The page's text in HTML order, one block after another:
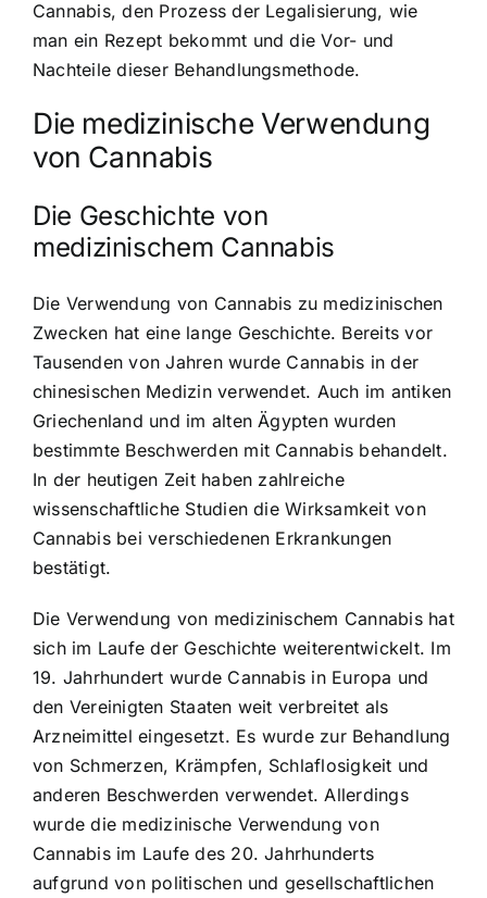
Cannabis, den Prozess der Legalisierung, wie
man ein Rezept bekommt und die Vor- und
Nachteile dieser Behandlungsmethode.
Die medizinische Verwendung
von Cannabis
Die Geschichte von
medizinischem Cannabis
Die Verwendung von Cannabis zu medizinischen
Zwecken hat eine lange Geschichte. Bereits vor
Tausenden von Jahren wurde Cannabis in der
chinesischen Medizin verwendet. Auch im antiken
Griechenland und im alten Ägypten wurden
bestimmte Beschwerden mit Cannabis behandelt.
In der heutigen Zeit haben zahlreiche
wissenschaftliche Studien die Wirksamkeit von
Cannabis bei verschiedenen Erkrankungen
bestätigt.
Die Verwendung von medizinischem Cannabis hat
sich im Laufe der Geschichte weiterentwickelt. Im
19. Jahrhundert wurde Cannabis in Europa und
den Vereinigten Staaten weit verbreitet als
Arzneimittel eingesetzt. Es wurde zur Behandlung
von Schmerzen, Krämpfen, Schlaflosigkeit und
anderen Beschwerden verwendet. Allerdings
wurde die medizinische Verwendung von
Cannabis im Laufe des 20. Jahrhunderts
aufgrund von politischen und gesellschaftlichen